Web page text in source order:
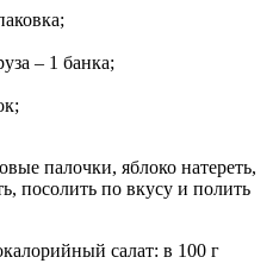
– 1 банка;
палочки, яблоко натереть,
посолить по вкусу и полить
салат: в 100 г